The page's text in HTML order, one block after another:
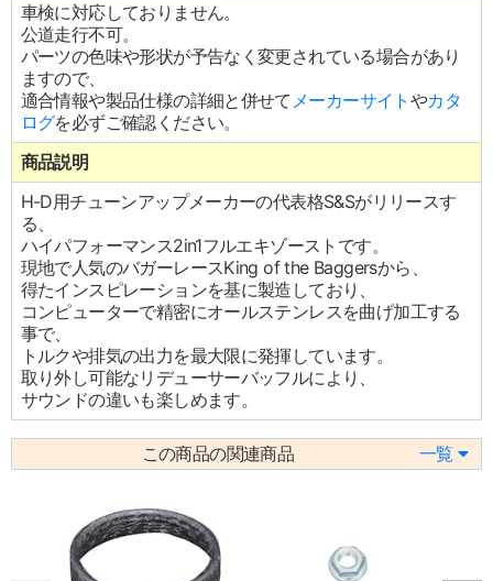
車検に対応しておりません。
公道走行不可。
パーツの色味や形状が予告なく変更されている場合があり
ますので、
適合情報や製品仕様の詳細と併せて メーカーサイト やカタ
ログを必ずご確認ください。
商品説明
H-D用チューンアップメーカーの代表格S&Sがリリースす
る、
ハイパフォーマンス2in1フルエキゾーストです。
現地で人気のバガーレースKing of the Baggersから、
得たインスピレーションを基に製造しており、
コンピューターで精密にオールステンレスを曲げ加工する
事で、
トルクや排気の出力を最大限に発揮しています。
取り外し可能なリデューサーバッフルにより、
サウンドの違いも楽しめます。
この商品の関連商品 一覧